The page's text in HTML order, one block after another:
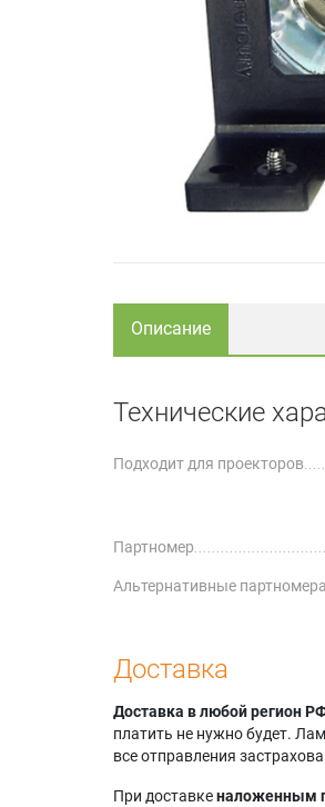
Описание
Технические
Подходит для проекторов
Партномер
Альтернативные партномера
Доставка
Доставка в любой регион
платить не нужно будет.
все отправления
При доставкеналоженным